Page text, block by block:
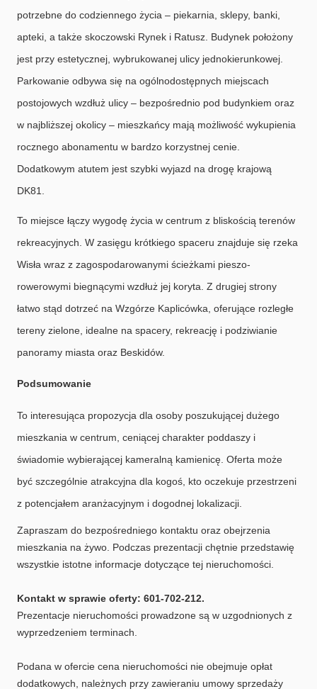
potrzebne do codziennego życia – piekarnia, sklepy, banki,
apteki, a także skoczowski Rynek i Ratusz. Budynek położony
jest przy estetycznej, wybrukowanej ulicy jednokierunkowej.
Parkowanie odbywa się na ogólnodostępnych miejscach
postojowych wzdłuż ulicy – bezpośrednio pod budynkiem oraz
w najbliższej okolicy – mieszkańcy mają możliwość wykupienia
rocznego abonamentu w bardzo korzystnej cenie.
Dodatkowym atutem jest szybki wyjazd na drogę krajową
DK81.
To miejsce łączy wygodę życia w centrum z bliskością terenów
rekreacyjnych. W zasięgu krótkiego spaceru znajduje się rzeka
Wisła wraz z zagospodarowanymi ścieżkami pieszo-
rowerowymi biegnącymi wzdłuż jej koryta. Z drugiej strony
łatwo stąd dotrzeć na Wzgórze Kaplicówka, oferujące rozległe
tereny zielone, idealne na spacery, rekreację i podziwianie
panoramy miasta oraz Beskidów.
Podsumowanie
To interesująca propozycja dla osoby poszukującej dużego
mieszkania w centrum, ceniącej charakter poddaszy i
świadomie wybierającej kameralną kamienicę. Oferta może
być szczególnie atrakcyjna dla kogoś, kto oczekuje przestrzeni
z potencjałem aranżacyjnym i dogodnej lokalizacji.
Zapraszam do bezpośredniego kontaktu oraz obejrzenia
mieszkania na żywo. Podczas prezentacji chętnie przedstawię
wszystkie istotne informacje dotyczące tej nieruchomości.
Kontakt w sprawie oferty: 601-702-212.
Prezentacje nieruchomości prowadzone są w uzgodnionych z
wyprzedzeniem terminach.
Podana w ofercie cena nieruchomości nie obejmuje opłat
dodatkowych, należnych przy zawieraniu umowy sprzedaży